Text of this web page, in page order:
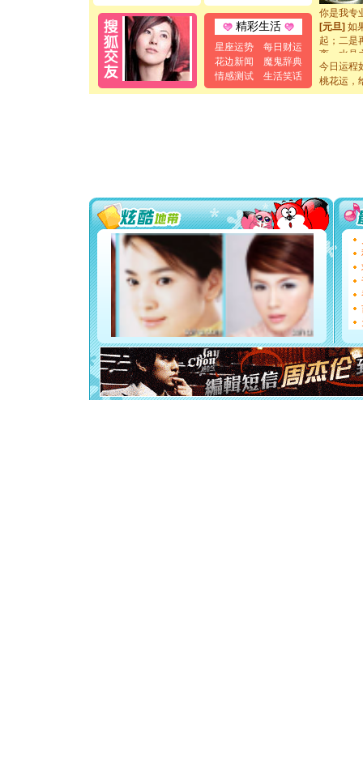
精彩生活
星座运势
每日财运
花边新闻
魔鬼辞典
情感测试
生活笑话
你是我专
[元旦]如
起；二是
离。水晶
[元旦]当
泣，这痛
你太多，
要平安
[圣诞节]
能正大
都要快乐
[圣诞节]
如意,快
[元旦]
看
断电。
你是我
[元旦]
起；二是
离。水晶
[元旦]当
泣，这痛
今日运程
桃花运，